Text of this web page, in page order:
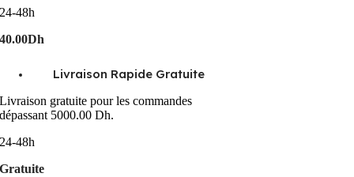
24-48h
40.00Dh
Livraison Rapide Gratuite
Livraison gratuite pour les commandes
dépassant 5000.00 Dh.
24-48h
Gratuite